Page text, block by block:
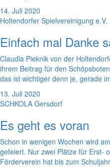
14. Juli 2020
Holtendorfer Spielvereinigung e.V.
Einfach mal Danke
Claudia Pieknik von der
ihrem Beitrag für den
das ist wichtiger denn je, gerade
13. Juli 2020
SCHKOLA Gersdorf
Es geht es voran
Schon in wenigen Wochen wird
gefeiert. Nur zwei Plätze für Erst-
Förderverein hat bis zum